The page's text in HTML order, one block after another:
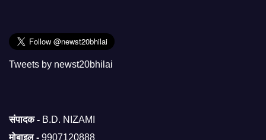
Tweets by newst20bhilai
संपादक - B.D. NIZAMI
मोबाइल - 9907120888